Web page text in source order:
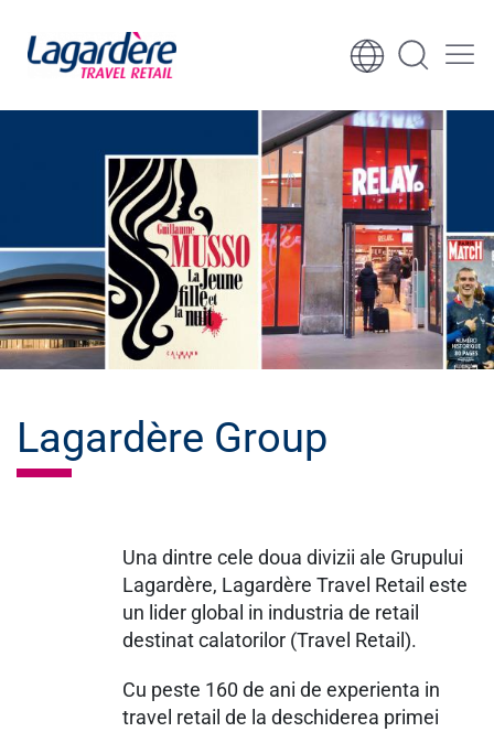
Sari la conținut
Lagardère Group
Una dintre cele doua divizii ale Grupului
Lagardère, Lagardère Travel Retail este
un lider global in industria de retail
destinat calatorilor (Travel Retail).
Cu peste 160 de ani de experienta in
travel retail de la deschiderea primei